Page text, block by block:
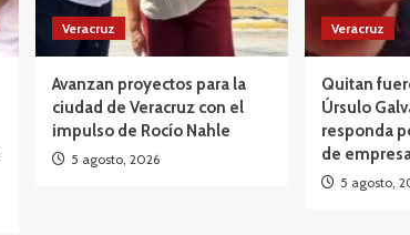
Veracruz
Avanzan proyectos para la
ciudad de Veracruz con el
impulso de Rocío Nahle
5 agosto, 2026
Veracruz
Quitan
Úrsulo
responda
de
5 agosto,